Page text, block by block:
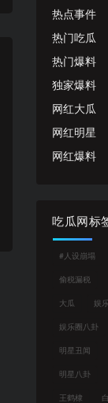
热点事件
热门吃瓜
热门爆料
独家爆料
网红大瓜
网红明星
网红爆料
吃瓜网标
#人设崩塌
偷税漏税
大瓜 娱
娱乐圈八卦
明星丑闻
明星八卦
王鹤棣